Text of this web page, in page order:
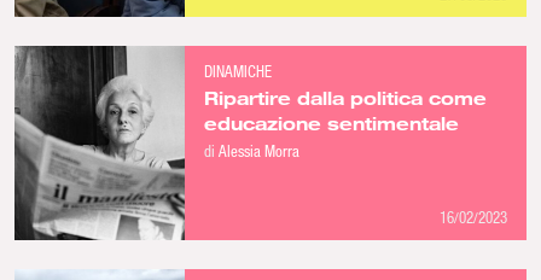
DINAMICHE
Ripartire dalla politica come
educazione sentimentale
diAlessia Morra
16/02/2023